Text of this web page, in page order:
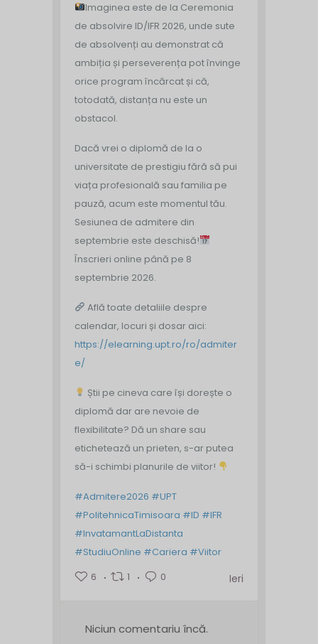
Imaginea este de la Ceremonia
de absolvire ID/IFR 2026, unde sute
de absolvenți au demonstrat că
ambiția și perseverența pot învinge
orice program încărcat și că,
totodată, distanța nu este un
obstacol.
Dacă vrei o diplomă de la o
universitate de prestigiu fără să pui
viața profesională sau familia pe
pauză, acum este momentul tău.
Sesiunea de admitere din
septembrie este deschisă!
Înscrieri online până pe 8
septembrie 2026.
Află toate detaliile despre
calendar, locuri și dosar aici:
https://elearning.upt.ro/ro/admiter
e/
Știi pe cineva care își dorește o
diplomă dar are nevoie de
flexibilitate? Dă un share sau
etichetează un prieten, s-ar putea
să-i schimbi planurile de viitor!
#Admitere2026 #UPT
#PolitehnicaTimisoara #ID #IFR
#InvatamantLaDistanta
#StudiuOnline #Cariera #Viitor
6
1 0 Ieri
Niciun comentariu încă.